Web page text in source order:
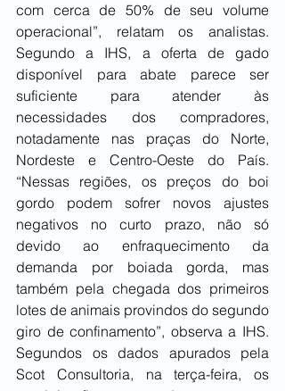
com cerca de 50% de seu volume
operacional”, relatam os analistas.
Segundo a IHS, a oferta de gado
disponível para abate parece ser
suficiente para atender às
necessidades dos compradores,
notadamente nas praças do Norte,
Nordeste e Centro-Oeste do País.
“Nessas regiões, os preços do boi
gordo podem sofrer novos ajustes
negativos no curto prazo, não só
devido ao enfraquecimento da
demanda por boiada gorda, mas
também pela chegada dos primeiros
lotes de animais provindos do segundo
giro de confinamento”, observa a IHS.
Segundos os dados apurados pela
Scot Consultoria, na terça-feira, os